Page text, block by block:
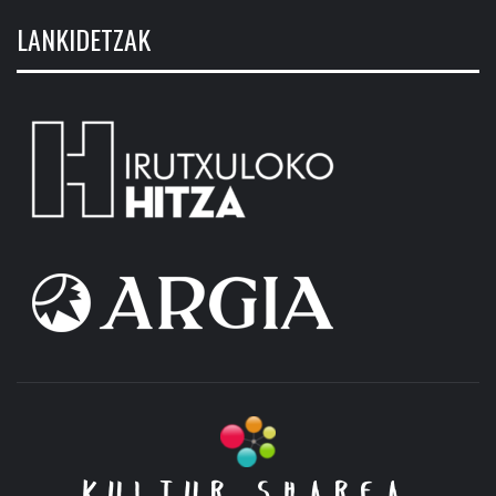
LANKIDETZAK